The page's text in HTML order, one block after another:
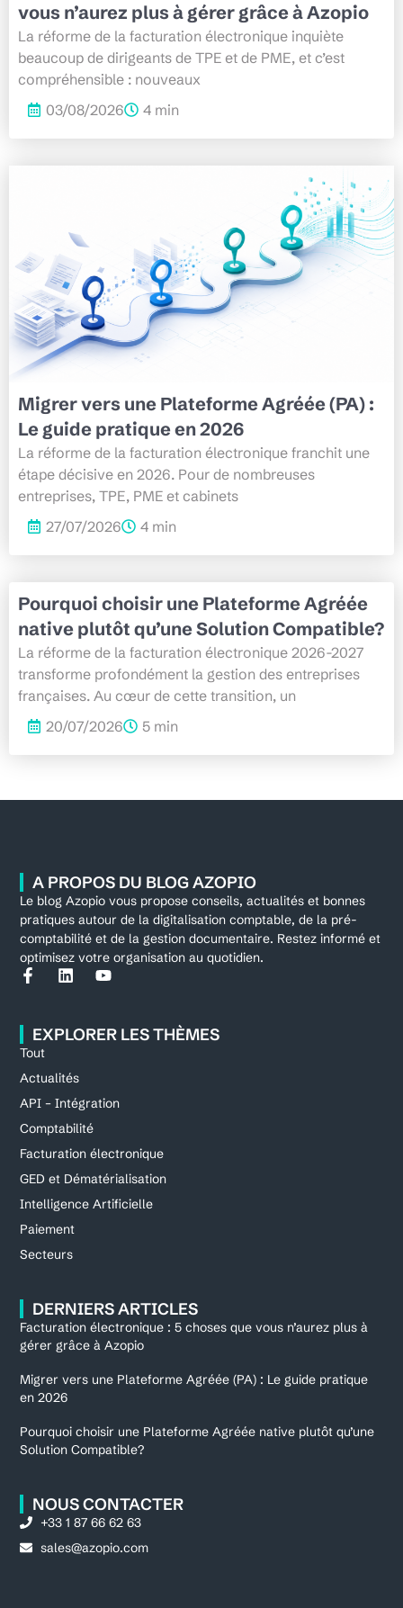
vous n’aurez plus à gérer grâce à Azopio
La réforme de la facturation électronique inquiète
beaucoup de dirigeants de TPE et de PME, et c’est
compréhensible : nouveaux
03/08/2026
4 min
Migrer vers une Plateforme Agréée (PA) :
Le guide pratique en 2026
La réforme de la facturation électronique franchit une
étape décisive en 2026. Pour de nombreuses
entreprises, TPE, PME et cabinets
27/07/2026
4 min
Pourquoi choisir une Plateforme Agréée
native plutôt qu’une Solution Compatible?
La réforme de la facturation électronique 2026-2027
transforme profondément la gestion des entreprises
françaises. Au cœur de cette transition, un
20/07/2026
5 min
A PROPOS DU BLOG AZOPIO
Le blog Azopio vous propose conseils, actualités et bonnes
pratiques autour de la digitalisation comptable, de la pré-
comptabilité et de la gestion documentaire. Restez informé et
optimisez votre organisation au quotidien.
EXPLORER LES THÈMES
Tout
Actualités
API – Intégration
Comptabilité
Facturation électronique
GED et Dématérialisation
Intelligence Artificielle
Paiement
Secteurs
DERNIERS ARTICLES
Facturation électronique : 5 choses que vous n’aurez plus à
gérer grâce à Azopio
Migrer vers une Plateforme Agréée (PA) : Le guide pratique
en 2026
Pourquoi choisir une Plateforme Agréée native plutôt qu’une
Solution Compatible?
NOUS CONTACTER
+33 1 87 66 62 63
sales@azopio.com